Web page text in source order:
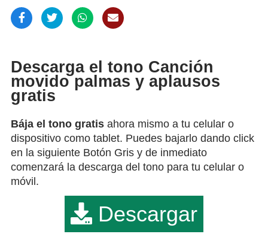
Descarga el tono Canción
movido palmas y aplausos
gratis
Bája el tono gratis ahora mismo a tu celular o
dispositivo como tablet. Puedes bajarlo dando click
en la siguiente Botón Gris y de inmediato
comenzará la descarga del tono para tu celular o
móvil.
Descargar